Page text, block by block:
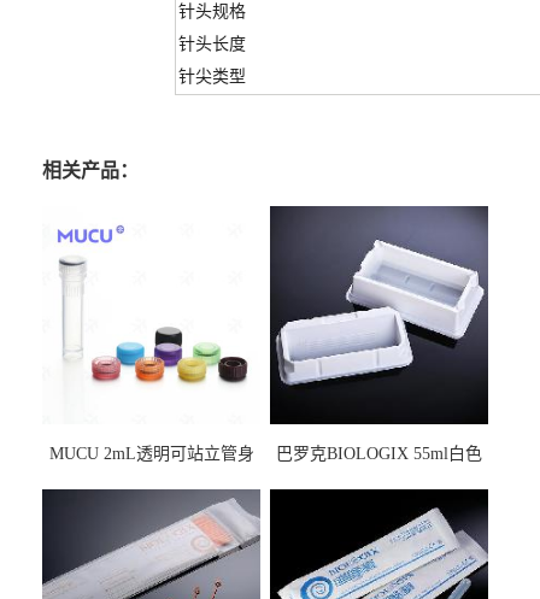
针头规格
针头长度
针尖类型
相关产品：
MUCU 2mL透明可站立管身
巴罗克BIOLOGIX 55ml白色
马射线灭菌25-0051